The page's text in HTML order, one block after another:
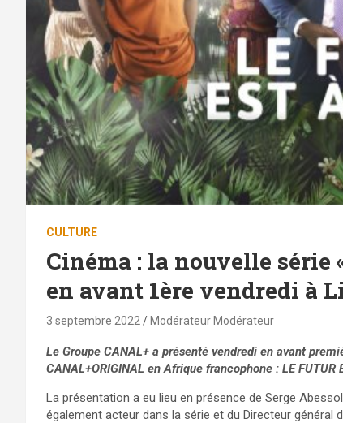
CULTURE
Cinéma : la nouvelle série
en avant 1ère vendredi à
3 septembre 2022 Modérateur Modérateur
Le Groupe CANAL+ a présenté vendredi en avant
CANAL+ORIGINAL en Afrique francophone : LE FUTUR
La présentation a eu lieu en présence de Serge
également acteur dans la série et du Directeur général